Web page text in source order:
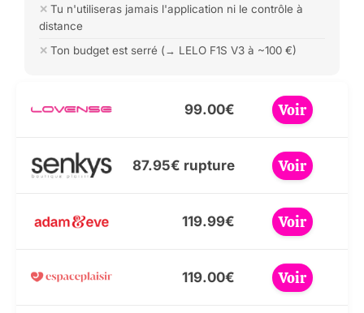
Tu n'utiliseras jamais l'application ni le contrôle à
distance
Ton budget est serré (→ LELO F1S V3 à ~100 €)
99.00€ Voir
87.95€ rupture Voir
119.99€ Voir
119.00€ Voir